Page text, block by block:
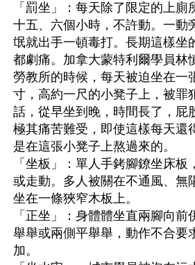
「罰坐」：每天除了限定的上廁
十五、六個小時，不許動。一動
氓就出手一頓毒打。長期這樣坐
都劇痛。加拿大蒙特利爾學員林
勞教所的時候，每天被迫坐在一
寸，高約一尺的小凳子上，被罪
話，從早坐到晚，時間長了，屁
極其痛苦難受，即使這樣每天還
是在這張小凳子上熬過來的。
「坐板」：單人手銬腳鐐坐床
或走動。多人被關在不通風、無
坐在一條狹窄木板上。
「正坐」：身體體坐直兩腳向
舉舉或兩側平舉舉，動作不合要
加。